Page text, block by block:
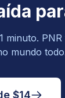
minuto.
mundo
$14